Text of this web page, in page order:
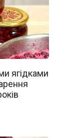
ягідками